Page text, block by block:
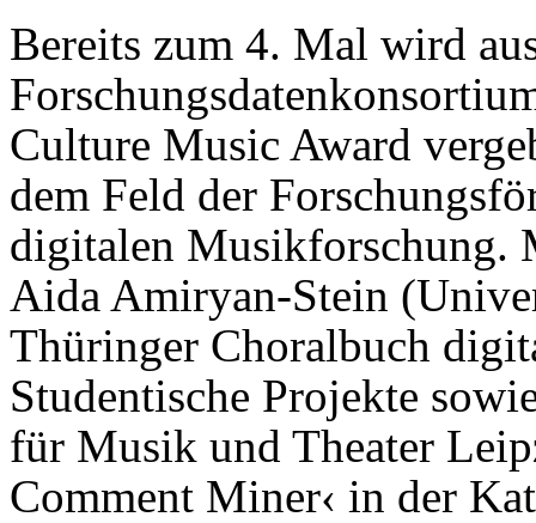
Bereits zum 4. Mal wird
Culture Music Award
dem Feld der
digitalen Musikforschung.
Aida Amiryan-Stein
Thüringer Choralbuch
Studentische Projekte
für Musik und Theater
Comment Miner‹ in der